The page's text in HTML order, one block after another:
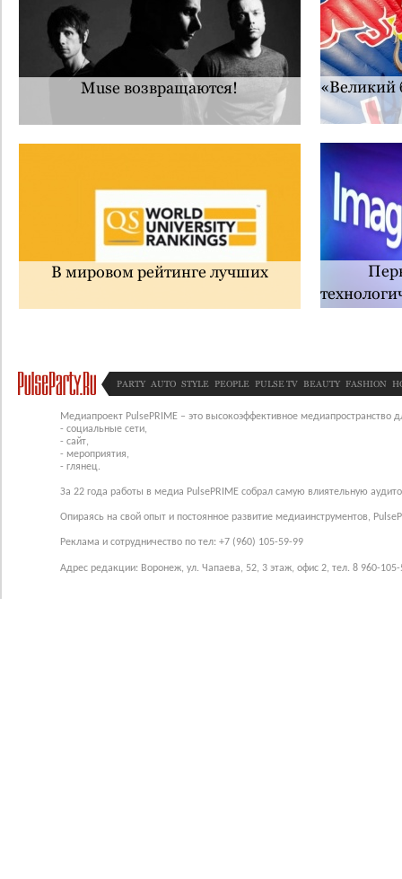
Muse возвращаются! «Великий
В мировом рейтинге лучших
PARTY AUTO STYLE PEOPLE PULSE TV BEAUTY FASHION
Медиапроект PulsePRIME – это высокоэффективное медиапространство
- социальные сети,
- сайт,
- мероприятия,
- глянец.
За 22 года работы в медиа PulsePRIME собрал самую влиятельную
Опираясь на свой опыт и постоянное развитие медиаинструментов,
Реклама и сотрудничество по тел: +7 (960) 105-59-99
Адрес редакции: Воронеж, ул. Чапаева, 52, 3 этаж, офис 2, тел. 8 960-